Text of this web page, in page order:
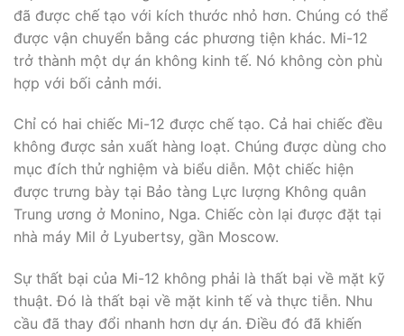
đã được chế tạo với kích thước nhỏ hơn. Chúng có thể
được vận chuyển bằng các phương tiện khác. Mi-12
trở thành một dự án không kinh tế. Nó không còn phù
hợp với bối cảnh mới.
Chỉ có hai chiếc Mi-12 được chế tạo. Cả hai chiếc đều
không được sản xuất hàng loạt. Chúng được dùng cho
mục đích thử nghiệm và biểu diễn. Một chiếc hiện
được trưng bày tại Bảo tàng Lực lượng Không quân
Trung ương ở Monino, Nga. Chiếc còn lại được đặt tại
nhà máy Mil ở Lyubertsy, gần Moscow.
Sự thất bại của Mi-12 không phải là thất bại về mặt kỹ
thuật. Đó là thất bại về mặt kinh tế và thực tiễn. Nhu
cầu đã thay đổi nhanh hơn dự án. Điều đó đã khiến